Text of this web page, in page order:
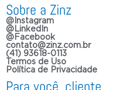
Sobre a Zinz
@Instagram
@LinkedIn
@Facebook
contato@zinz.com.br
(41) 93618-0113
Termos de Uso
Política de Privacidade
Para você, cliente